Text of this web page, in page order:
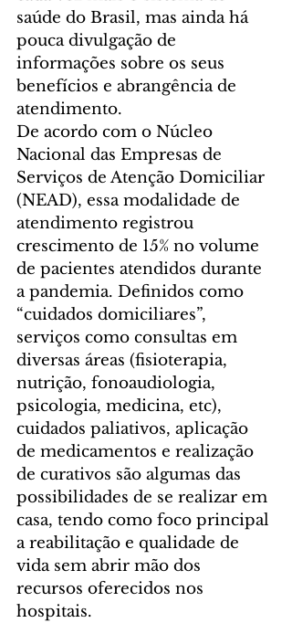
saúde do Brasil, mas ainda há
pouca divulgação de
informações sobre os seus
benefícios e abrangência de
atendimento.
De acordo com o Núcleo
Nacional das Empresas de
Serviços de Atenção Domiciliar
(NEAD), essa modalidade de
atendimento registrou
crescimento de 15% no volume
de pacientes atendidos durante
a pandemia. Definidos como
“cuidados domiciliares”,
serviços como consultas em
diversas áreas (fisioterapia,
nutrição, fonoaudiologia,
psicologia, medicina, etc),
cuidados paliativos, aplicação
de medicamentos e realização
de curativos são algumas das
possibilidades de se realizar em
casa, tendo como foco principal
a reabilitação e qualidade de
vida sem abrir mão dos
recursos oferecidos nos
hospitais.